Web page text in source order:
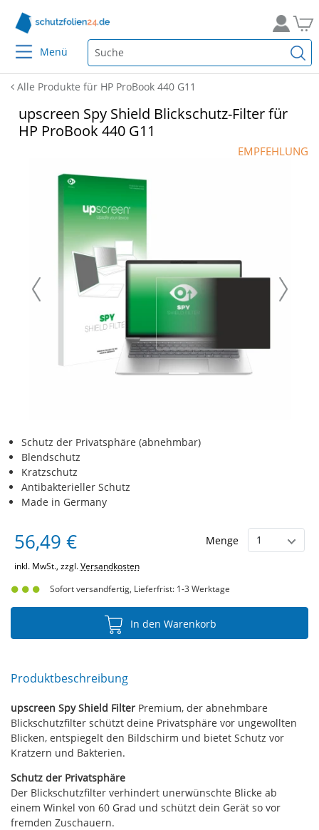
Menü
Alle Produkte für HP ProBook 440 G11
upscreen Spy Shield Blickschutz-Filter für
HP ProBook 440 G11
EMPFEHLUNG
Schutz der Privatsphäre (abnehmbar)
Blendschutz
Kratzschutz
Antibakterieller Schutz
Made in Germany
56,49 € Menge
inkl. MwSt., zzgl.Versandkosten
Sofort versandfertig, Lieferfrist: 1-3 Werktage
In den Warenkorb
Produktbeschreibung
upscreen Spy Shield Filter Premium, der abnehmbare
Blickschutzfilter schützt deine Privatsphäre vor ungewollten
Blicken, entspiegelt den Bildschirm und bietet Schutz vor
Kratzern und Bakterien.
Schutz der Privatsphäre
Der Blickschutzfilter verhindert unerwünschte Blicke ab
einem Winkel von 60 Grad und schützt dein Gerät so vor
fremden Zuschauern.